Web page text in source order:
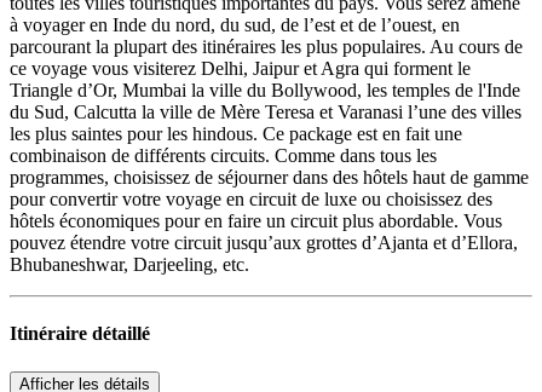
à voyager en Inde du nord, du sud, de l’est et de l’ouest, en
parcourant la plupart des itinéraires les plus populaires. Au cours de
ce voyage vous visiterez Delhi, Jaipur et Agra qui forment le
Triangle d’Or, Mumbai la ville du Bollywood, les temples de l'Inde
du Sud, Calcutta la ville de Mère Teresa et Varanasi l’une des villes
les plus saintes pour les hindous. Ce package est en fait une
combinaison de différents circuits. Comme dans tous les
programmes, choisissez de séjourner dans des hôtels haut de gamme
pour convertir votre voyage en circuit de luxe ou choisissez des
hôtels économiques pour en faire un circuit plus abordable. Vous
pouvez étendre votre circuit jusqu’aux grottes d’Ajanta et d’Ellora,
Bhubaneshwar, Darjeeling, etc.
Itinéraire détaillé